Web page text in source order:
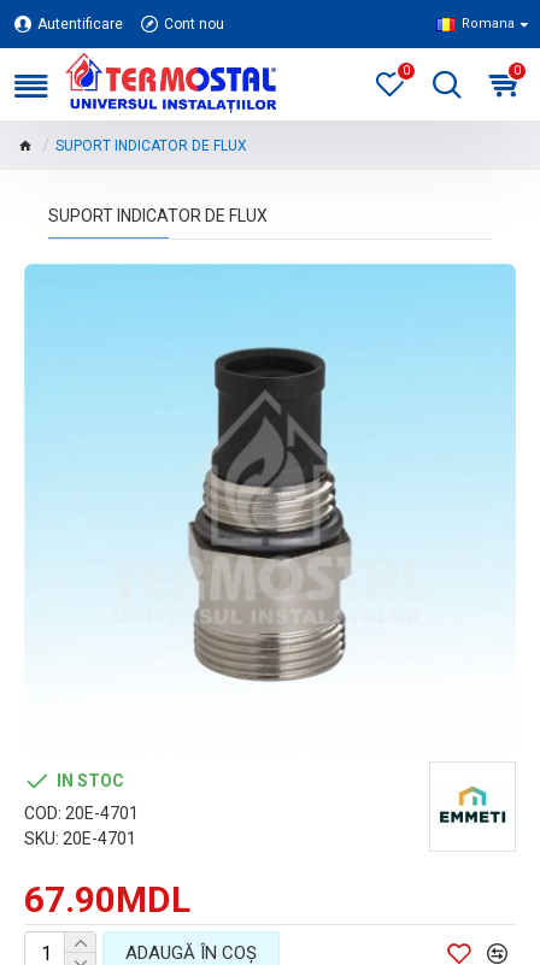
Autentificare Cont nou Romana
0 0
SUPORT INDICATOR DE FLUX
SUPORT INDICATOR DE FLUX
67.90MDL
IN STOC
COD: 20E-4701
SKU: 20E-4701
ADAUGĂ ÎN COŞ